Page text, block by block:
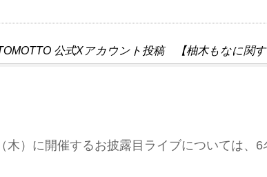
公式Xアカウント投稿 【柚木もなに関す
木）に開催するお披露目ライブについては、6